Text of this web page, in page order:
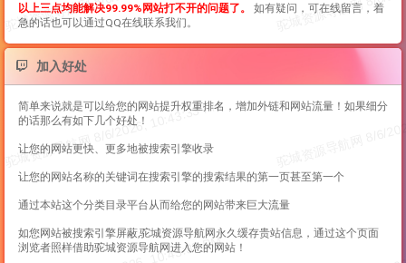
以上三点均能解决99.99%网站打不开的问题了。
如有疑问，可在线留言，着
急的话也可以通过QQ在线联系我们。
加入好处
简单来说就是可以给您的网站提升权重排名，增加外链和网站流量！如果细分
的话那么有如下几个好处！
让您的网站更快、更多地被搜索引擎收录
让您的网站名称的关键词在搜索引擎的搜索结果的第一页甚至第一个
通过本站这个分类目录平台从而给您的网站带来巨大流量
如您网站被搜索引擎屏蔽,驼城资源导航网永久缓存贵站信息，通过这个页面
浏览者照样借助驼城资源导航网进入您的网站！